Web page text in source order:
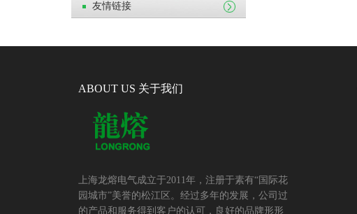
友情链接
ABOUT US 关于我们
上海龙熔电气成立于2011年，注册于素有“国际花
园城市”美誉的松江区。经过多年的发展，公司过
的产品和服务得到客户的认可，良好的品牌形形